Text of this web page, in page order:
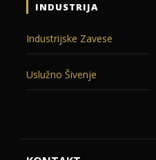
INDUSTRIJA
Industrijske Zavese
Uslužno Šivenje